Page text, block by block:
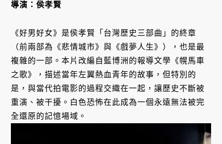
導演：侯孝賢
《好男好女》是侯孝賢「台灣歷史三部曲」的終章
（前兩部為《悲情城市》與《戲夢人生》），也是最
複雜的一部。本片改編自藍博洲的報導文學《幌馬車
之歌》，描述當年左翼熱血青年的故事，但特別的
是，與當代拍電影的過程交織在一起，讓歷史不斷被
重演、被干擾。白色恐怖在此成為一個永遠無法被完
全還原的記憶場域。